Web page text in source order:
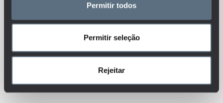
Permitir todos
Permitir seleção
Rejeitar
Esteja sempre a par das novidades, siga-nos nas redes sociais.